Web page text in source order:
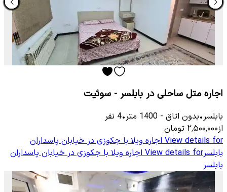
اجاره متل ساحلی در بابلسر - سوئیت
بابلسر•بدون اتاق -
1400 متر•
4 نفر
از۲٬۵۰۰٬۰۰۰ تومان
View details for اجاره ویلا با جکوزی در خیابان پاسداران
بابلسرView details for اجاره ویلا با جکوزی در خیابان پاسداران
بابلسر